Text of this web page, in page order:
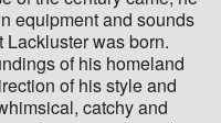
equipment and sounds
was born.
of his homeland
of his style and
catchy and